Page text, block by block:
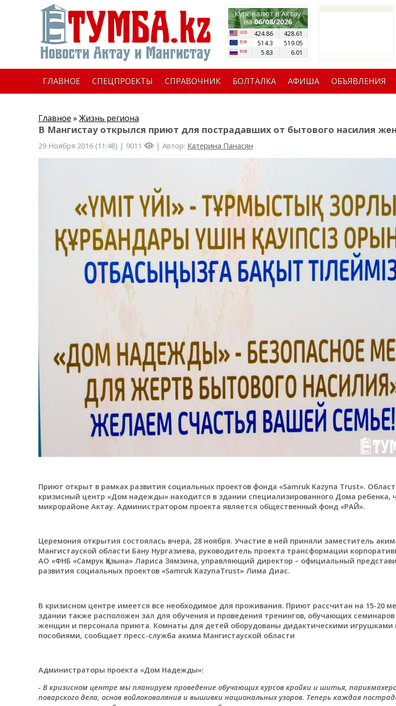
Курс валют в Актау
на06/08/2026
424.86
428.61
514.3
519.05
5.83
6.01
ГЛАВНОЕ СПЕЦПРОЕКТЫ СПРАВОЧНИК БОЛТАЛКА АФИША ОБЪЯВЛЕНИЯ
Главное » Жизнь региона
В Мангистау открылся приют для пострадавших от бытового насилия
29 Ноября 2016 (11:48) | 9011 | Автор: Катерина Панасян
Приют открыт в рамках развития социальных проектов фонда «Samruk Kazyna Trust».
кризисный центр «Дом надежды» находится в здании специализированного Дома ребенка,
микрорайоне Актау. Администратором проекта является общественный фонд «РАЙ».
Церемония открытия состоялась вчера, 28 ноября. Участие в ней приняли заместитель
Мангистауской области Бану Нургазиева, руководитель проекта трансформации
АО «ФНБ «Самрук Қазына» Лариса Зямзина, управляющий директор – официальный
развития социальных проектов «Samruk KazynaTrust» Лима Диас.
В кризисном центре имеется все необходимое для проживания. Приют рассчитан на 15-20
здании также расположен зал для обучения и проведения тренингов, обучающих семинаров
женщин и персонала приюта. Комнаты для детей оборудованы дидактическими игрушками
пособиями, сообщает пресс-служба акима Мангистауской области
Администраторы проекта «Дом Надежды»:
- В кризисном центре мы планируем проведение обучающих курсов кройки и шитья,
поварского дела, основ войлоковаляния и вышивки национальных узоров. Теперь каждая